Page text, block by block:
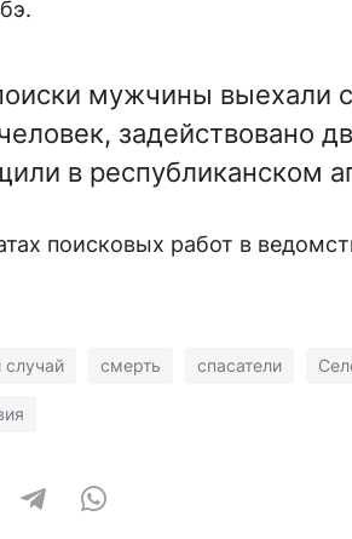
мужчины выехали
задействовано
в республиканском
поисковых работ в
случай смерть спасатели